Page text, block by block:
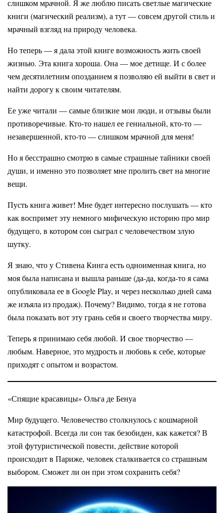
слишком мрачной. Я же люблю писать светлые магические
книги (магический реализм), а тут — совсем другой стиль и
мрачный взгляд на природу человека.
Но теперь — я дала этой книге возможность жить своей
жизнью. Эта книга хороша. Она — мое детище. И с более
чем десятилетним опозданием я позволяю ей выйти в свет и
найти дорогу к своим читателям.
Ее уже читали — самые близкие мои люди, и отзывы были
противоречивые. Кто-то нашел ее гениальной, кто-то —
незавершенной, кто-то — слишком мрачной для меня!
Но я бесстрашно смотрю в самые страшные тайники своей
души, и именно это позволяет мне пролить свет на многие
вещи.
Пусть книга живет! Мне будет интересно послушать — кто
как воспримет эту немного мифическую историю про мир
будущего, в котором сон сыграл с человечеством злую
шутку.
Я знаю, что у Стивена Кинга есть одноименная книга, но
моя была написана и вышла раньше (да-да, когда-то я сама
опубликовала ее в Google Play, и через несколько дней сама
же изъяла из продаж). Почему? Видимо, тогда я не готова
была показать вот эту грань себя и своего творчества миру.
Теперь я принимаю себя любой. И свое творчество —
любым. Наверное, это мудрость и любовь к себе, которые
приходят с опытом и возрастом.
«Спящие красавицы» Ольга де Бенуа
Мир будущего. Человечество столкнулось с кошмарной
катастрофой. Всегда ли сон так безобиден, как кажется? В
этой футуристической повести, действие которой
происходит в Париже, человек сталкивается со страшным
выбором. Сможет ли он при этом сохранить себя?